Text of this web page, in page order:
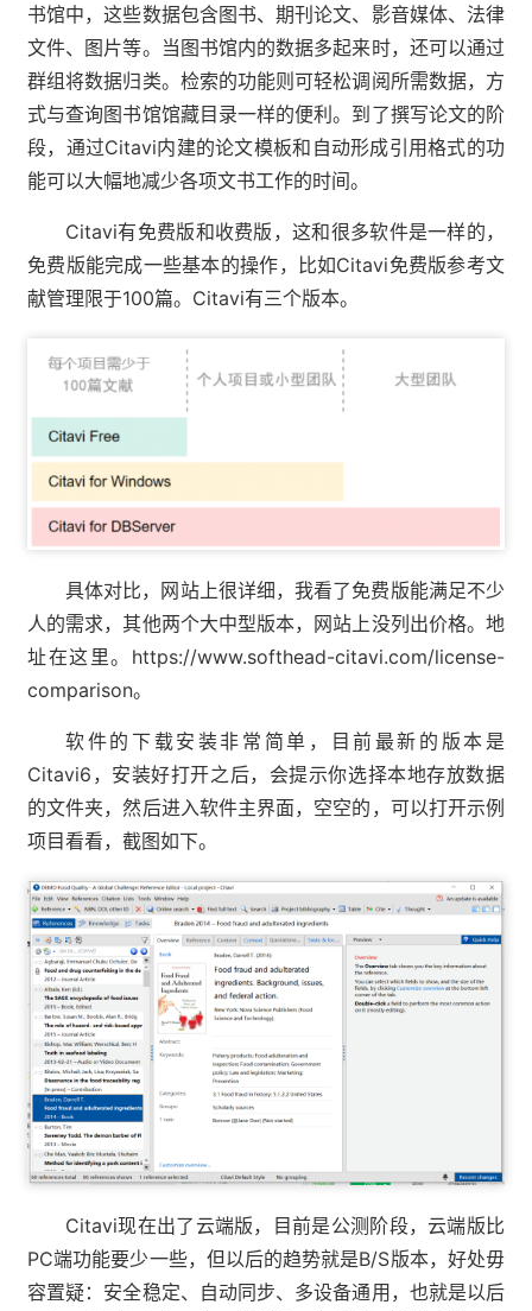
书馆中，这些数据包含图书、期刊论文、影音媒体、法律
文件、图片等。当图书馆内的数据多起来时，还可以通过
群组将数据归类。检索的功能则可轻松调阅所需数据，方
式与查询图书馆馆藏目录一样的便利。到了撰写论文的阶
段，通过Citavi内建的论文模板和自动形成引用格式的功
能可以大幅地减少各项文书工作的时间。
Citavi有免费版和收费版，这和很多软件是一样的，
免费版能完成一些基本的操作，比如Citavi免费版参考文
献管理限于100篇。Citavi有三个版本。
具体对比，网站上很详细，我看了免费版能满足不少
人的需求，其他两个大中型版本，网站上没列出价格。地
址在这里。https://www.softhead-citavi.com/license-
comparison。
软件的下载安装非常简单，目前最新的版本是
Citavi6，安装好打开之后，会提示你选择本地存放数据
的文件夹，然后进入软件主界面，空空的，可以打开示例
项目看看，截图如下。
Citavi现在出了云端版，目前是公测阶段，云端版比
PC端功能要少一些，但以后的趋势就是B/S版本，好处毋
容置疑：安全稳定、自动同步、多设备通用，也就是以后